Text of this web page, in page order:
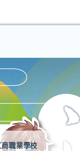
職業學校